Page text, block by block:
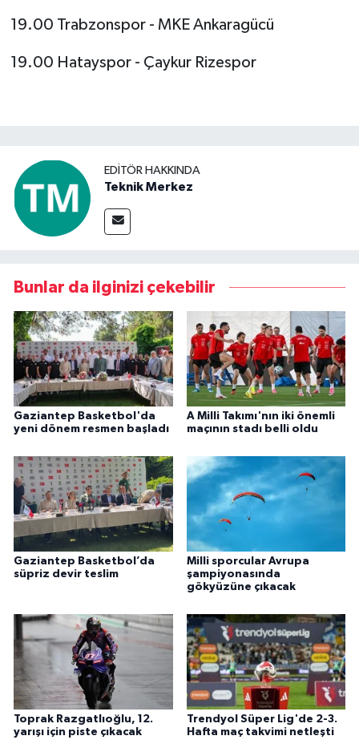
19.00 Trabzonspor - MKE Ankaragücü
19.00 Hatayspor - Çaykur Rizespor
EDITÖR HAKKINDA
Teknik Merkez
Bunlar da ilginizi çekebilir
Gaziantep Basketbol'da
yeni dönem resmen başladı
A Milli Takımı'nın iki önemli
maçının stadı belli oldu
Gaziantep Basketbol’da
süpriz devir teslim
Milli sporcular Avrupa
şampiyonasında
gökyüzüne çıkacak
Toprak Razgatlıoğlu, 12.
yarışı için piste çıkacak
Trendyol Süper Lig'de 2-3.
Hafta maç takvimi netleşti